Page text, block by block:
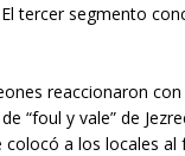
tercer segmento
reaccionaron
“foul y vale” de
colocó a los locales al